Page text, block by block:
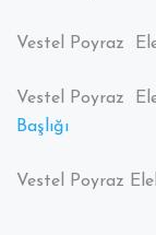
Vestel Poyraz
Vestel Poyraz
Başlığı
Vestel Poyraz